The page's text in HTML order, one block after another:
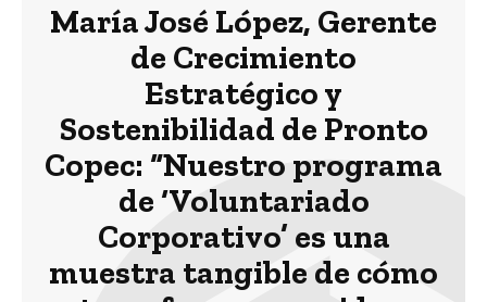
María José López, Gerente
de Crecimiento
Estratégico y
Sostenibilidad de Pronto
Copec: “Nuestro programa
de ‘Voluntariado
Corporativo’ es una
muestra tangible de cómo